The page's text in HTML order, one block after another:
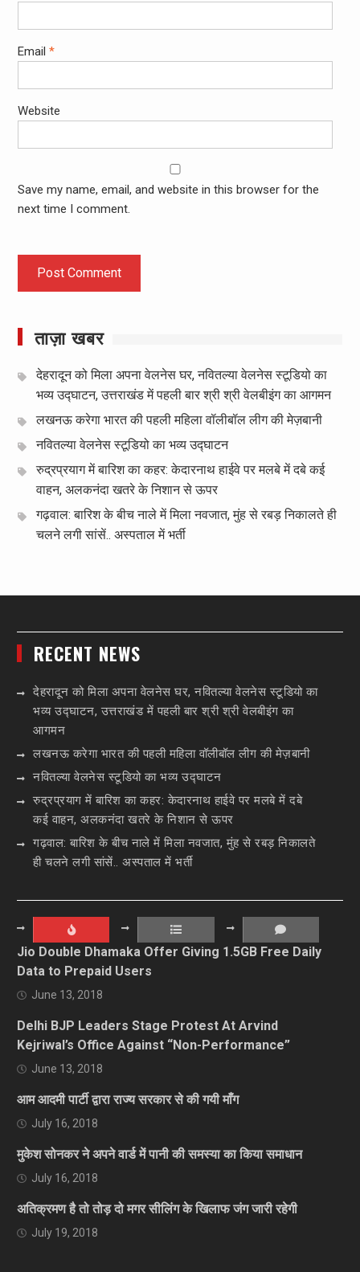
Email *
Website
Save my name, email, and website in this browser for the
next time I comment.
ताज़ा खबर
देहरादून को मिला अपना वेलनेस घर, नवितल्या वेलनेस स्टूडियो का
भव्य उद्घाटन, उत्तराखंड में पहली बार श्री श्री वेलबीइंग का आगमन
लखनऊ करेगा भारत की पहली महिला वॉलीबॉल लीग की मेज़बानी
नवितल्या वेलनेस स्टूडियो का भव्य उद्घाटन
रुद्रप्रयाग में बारिश का कहर: केदारनाथ हाईवे पर मलबे में दबे कई
वाहन, अलकनंदा खतरे के निशान से ऊपर
गढ़वाल: बारिश के बीच नाले में मिला नवजात, मुंह से रबड़ निकालते ही
चलने लगी सांसें.. अस्पताल में भर्ती
RECENT NEWS
देहरादून को मिला अपना वेलनेस घर, नवितल्या वेलनेस स्टूडियो का
भव्य उद्घाटन, उत्तराखंड में पहली बार श्री श्री वेलबीइंग का
आगमन
लखनऊ करेगा भारत की पहली महिला वॉलीबॉल लीग की मेज़बानी
नवितल्या वेलनेस स्टूडियो का भव्य उद्घाटन
रुद्रप्रयाग में बारिश का कहर: केदारनाथ हाईवे पर मलबे में दबे
कई वाहन, अलकनंदा खतरे के निशान से ऊपर
गढ़वाल: बारिश के बीच नाले में मिला नवजात, मुंह से रबड़ निकालते
ही चलने लगी सांसें.. अस्पताल में भर्ती
Jio Double Dhamaka Offer Giving 1.5GB Free Daily
Data to Prepaid Users
June 13, 2018
Delhi BJP Leaders Stage Protest At Arvind
Kejriwal’s Office Against “Non-Performance”
June 13, 2018
आम आदमी पार्टी द्वारा राज्य सरकार से की गयी माँग
July 16, 2018
मुकेश सोनकर ने अपने वार्ड में पानी की समस्या का किया समाधान
July 16, 2018
अतिक्रमण है तो तोड़ दो मगर सीलिंग के खिलाफ जंग जारी रहेगी
July 19, 2018